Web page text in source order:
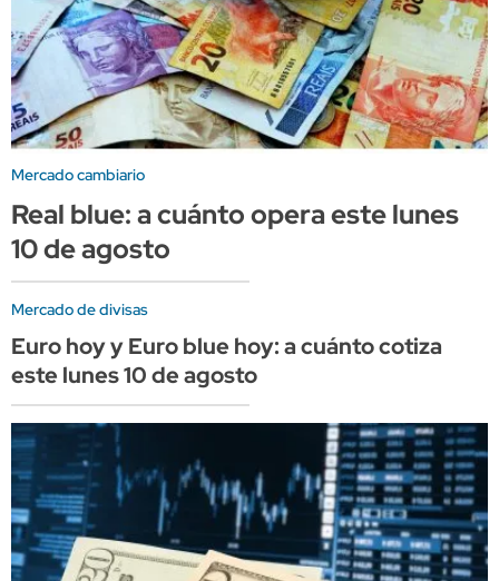
Mercado cambiario
Real blue: a cuánto opera este lunes
10 de agosto
Mercado de divisas
Euro hoy y Euro blue hoy: a cuánto cotiza
este lunes 10 de agosto